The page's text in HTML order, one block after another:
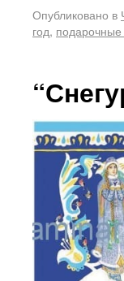
Опубликовано в
год, подарочные